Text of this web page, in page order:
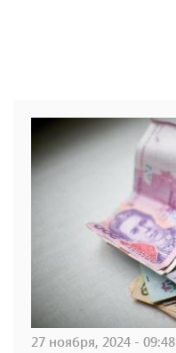
27 ноября, 2024 - 09:48